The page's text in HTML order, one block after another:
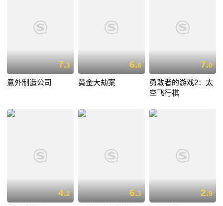
7.3
意外制造公司
6.8
黄金大劫案
7.0
勇敢者的游戏2：太
空飞行棋
4.2 6.3 2.9